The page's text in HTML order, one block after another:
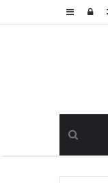
عمودتسجيلمقال